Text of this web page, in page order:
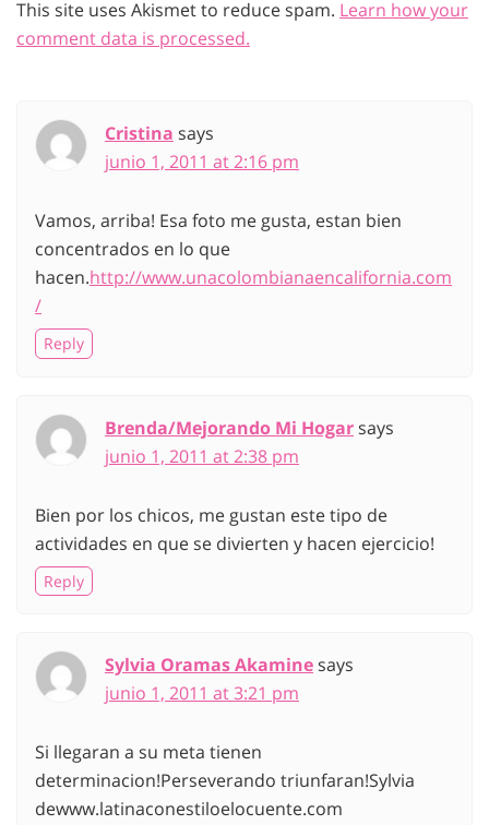
This site uses Akismet to reduce spam. Learn how your
comment data is processed.
Cristina says
junio 1, 2011 at 2:16 pm
Vamos, arriba! Esa foto me gusta, estan bien
concentrados en lo que
hacen.http://www.unacolombianaencalifornia.com
/
Reply
Brenda/Mejorando Mi Hogarsays
junio 1, 2011 at 2:38 pm
Bien por los chicos, me gustan este tipo de
actividades en que se divierten y hacen ejercicio!
Reply
Sylvia Oramas Akaminesays
junio 1, 2011 at 3:21 pm
Si llegaran a su meta tienen
determinacion!Perseverando triunfaran!Sylvia
dewww.latinaconestiloelocuente.com